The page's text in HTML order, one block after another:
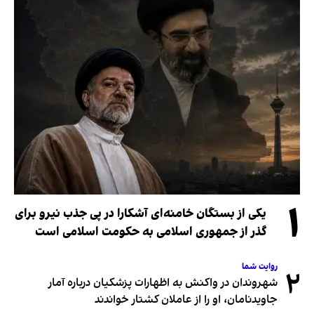
۱
یکی از بستگان خامنه‌ای آشکارا در پی جذب نیرو برای
گذر از جمهوری اسلامی به حکومت اسلامی است
۲ روایت شما
شهروندان در واکنش به اظهارات پزشکیان درباره آمار
جاویدنامان، او را از عاملان کشتار خواندند